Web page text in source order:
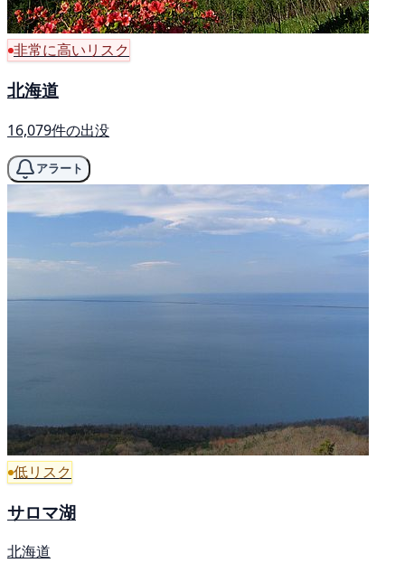
非常に高いリスク
北海道
16,079件の出没
アラート
低リスク
サロマ湖
北海道